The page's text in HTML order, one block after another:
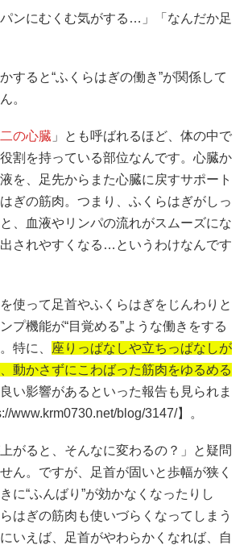
パンにむくむ気がする…」「なんだか足
すると“ふくらはぎの働き”が関係して
。
の心臓 」とも呼ばれるほど、体の中で
割を持っている部位なんです。心臓か
を、足先からまた心臓に戻すサポート
ぎの筋肉。つまり、ふくらはぎがしっ
、血液やリンパの流れがスムーズにな
されやすくなる…というわけなんです
使って足首やふくらはぎをじんわりと
プ機能が“目覚める”ような働きをする
特に、
座りっぱなしや立ちっぱなしが
動かさずにこわばった筋肉をゆるめる
い影響があるといった報告も見られま
www.krm0730.net/blog/3147/】。
がると、そんなに変わるの？」と疑問
ん。ですが、足首が固いと歩幅が狭く
に“ふんばり”が効かなくなったりし
はぎの筋肉も使いづらくなってしまう
いえば、足首がやわらかくなれば、自